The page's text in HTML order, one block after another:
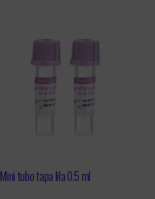
Mini tubo tapa lila 0.5 ml